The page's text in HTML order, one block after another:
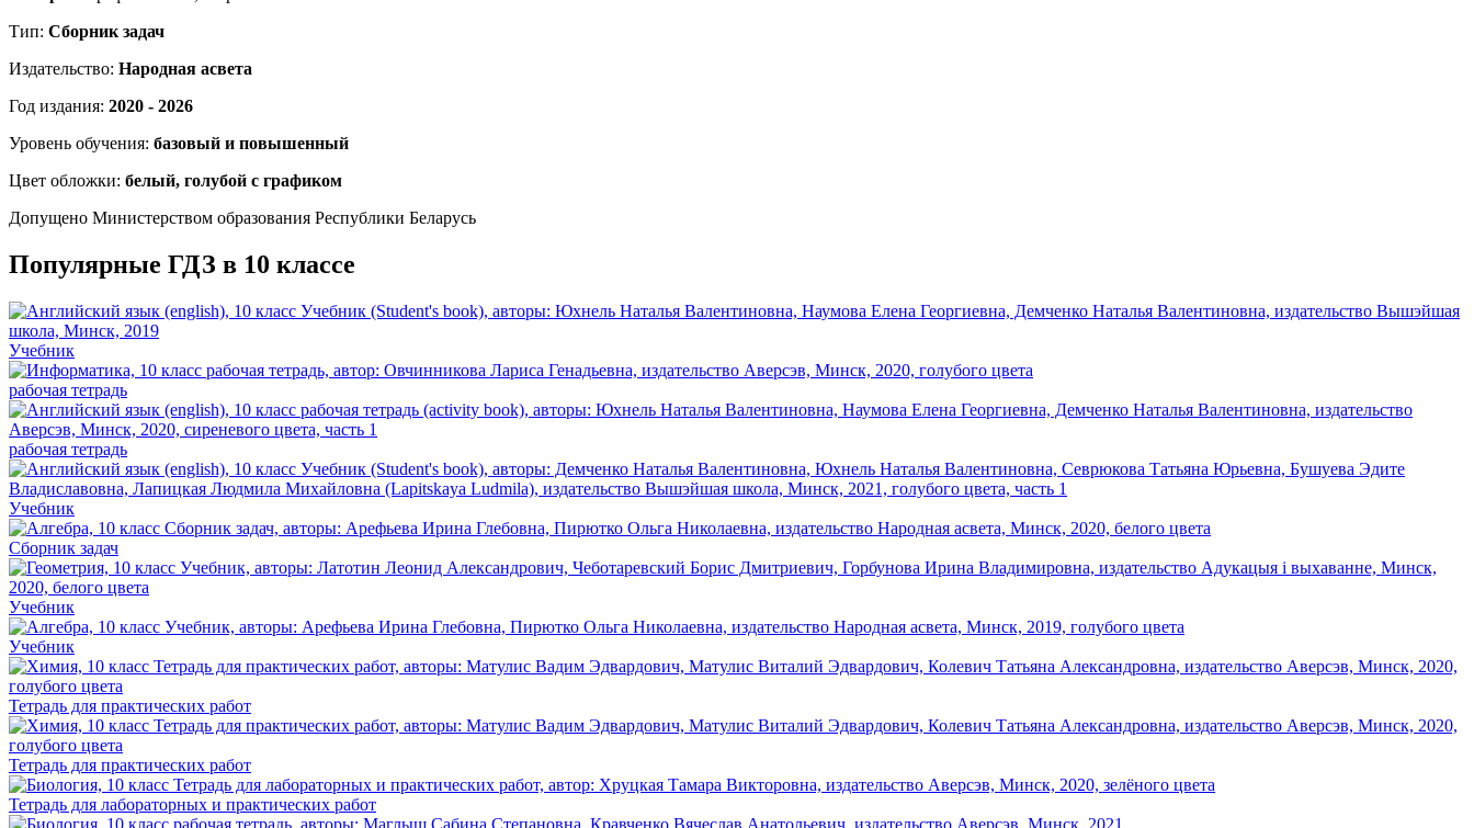
Тип: Сборник задач
Издательство: Народная асвета
Год издания: 2020 - 2026
Уровень обучения: базовый и повышенный
Цвет обложки: белый, голубой с графиком
Допущено Министерством образования Республики Беларусь
Популярные ГДЗ в 10 классе
Учебник
рабочая тетрадь
рабочая тетрадь
Учебник
Сборник задач
Учебник
Учебник
Тетрадь для практических работ
Тетрадь для практических работ
Тетрадь для лабораторных и практических работ